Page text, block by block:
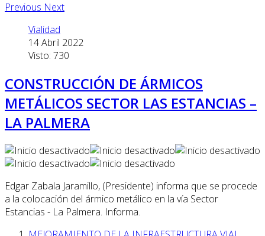
Previous Next
Vialidad
14 Abril 2022
Visto: 730
CONSTRUCCIÓN DE ÁRMICOS
METÁLICOS SECTOR LAS ESTANCIAS –
LA PALMERA
Edgar Zabala Jaramillo, (Presidente) informa que se procede
a la colocación del ármico metálico en la vía Sector
Estancias - La Palmera. Informa.